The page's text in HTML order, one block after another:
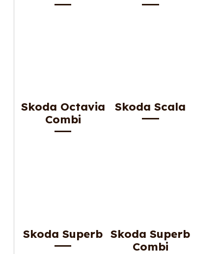
Skoda Octavia
Combi
Skoda Scala
Skoda Superb Skoda Superb
Combi